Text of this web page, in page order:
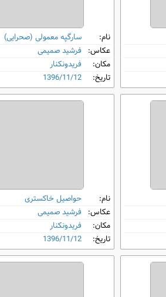
نام:
سارگپه معمولی (صحرایی)
عکاس: فرشید صمیمی
مکان:
فریدونکنار
تاریخ:
1396/11/12
نام:
حواصیل خاکستری
عکاس: فرشید صمیمی
مکان:
فریدونکنار
تاریخ:
1396/11/12